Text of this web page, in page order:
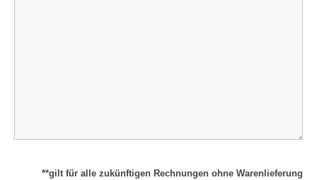
**gilt für alle zukünftigen Rechnungen ohne Warenlieferung